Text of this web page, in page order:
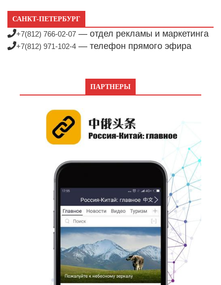
САНКТ-ПЕТЕРБУРГ
+7(812) 766-02-07 — отдел рекламы и маркетинга
+7(812) 971-102-4 — телефон прямого эфира
ПАРТНЕРЫ